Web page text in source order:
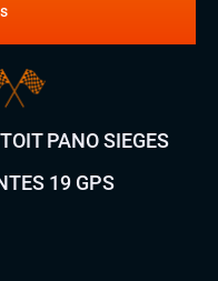
PANO SIEGES
19 GPS